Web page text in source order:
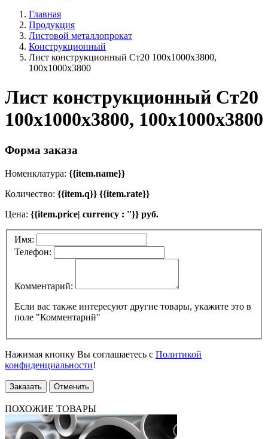
Главная
Продукция
Листовой металлопрокат
Конструкционный
Лист конструкционный Ст20 100х1000х3800,
100х1000х3800
Лист конструкционный Ст20
100х1000х3800, 100х1000х3800
Форма заказа
Номенклатура: {{item.name}}
Количество: {{item.q}} {{item.rate}}
Цена: {{item.price| currency : ''}} руб.
Имя:
Телефон:
Комментарий:
Если вас также интересуют другие товары, укажите это в
поле "Комментарий"
Нажимая кнопку Вы соглашаетесь с Политикой
конфиденциальности!
Заказать Отменить
ПОХОЖИЕ ТОВАРЫ